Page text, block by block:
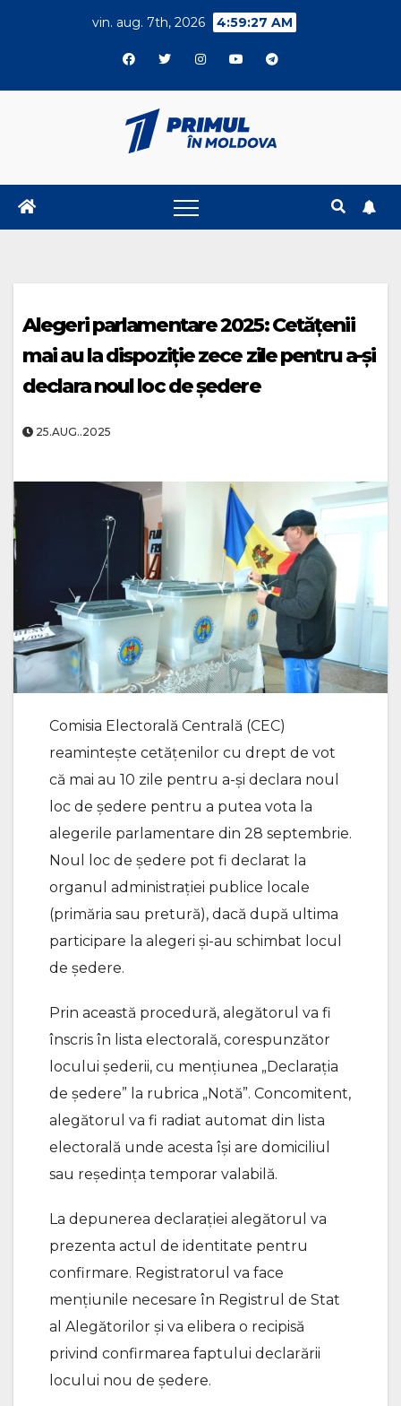
vin. aug. 7th, 2026 4:59:27 AM
Alegeri parlamentare 2025: Cetățenii
mai au la dispoziție zece zile pentru a-și
declara noul loc de ședere
25.AUG..2025
Comisia Electorală Centrală (CEC)
reamintește cetățenilor cu drept de vot
că mai au 10 zile pentru a-și declara noul
loc de ședere pentru a putea vota la
alegerile parlamentare din 28 septembrie.
Noul loc de ședere pot fi declarat la
organul administrației publice locale
(primăria sau pretură), dacă după ultima
participare la alegeri și-au schimbat locul
de ședere.
Prin această procedură, alegătorul va fi
înscris în lista electorală, corespunzător
locului șederii, cu mențiunea „Declarația
de ședere” la rubrica „Notă”. Concomitent,
alegătorul va fi radiat automat din lista
electorală unde acesta își are domiciliul
sau reședința temporar valabilă.
La depunerea declarației alegătorul va
prezenta actul de identitate pentru
confirmare. Registratorul va face
mențiunile necesare în Registrul de Stat
al Alegătorilor și va elibera o recipisă
privind confirmarea faptului declarării
locului nou de ședere.